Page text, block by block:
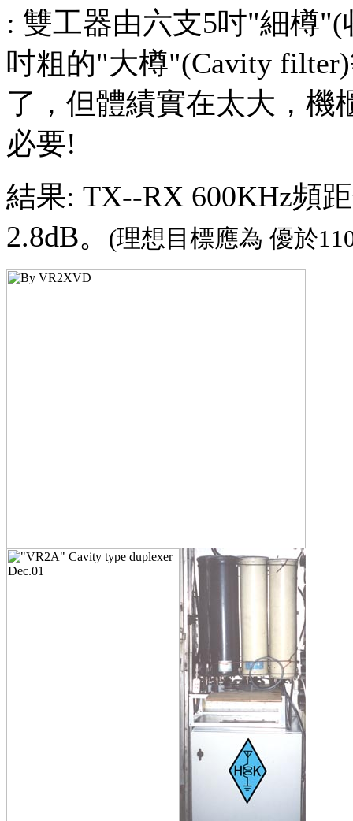
: 雙工器由六支5吋"細樽
吋粗的"大樽"(Cavity
了，但體績實在太大，機
必要!
結果: TX--RX 600KHz頻
2.8dB。
(理想目標應為 優於